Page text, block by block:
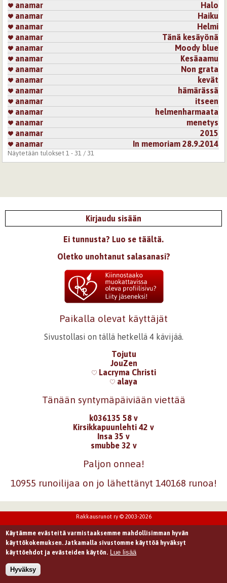
anamar
Halo
anamar
Haiku
anamar
Helmi
anamar
Tänä kesäyönä
anamar
Moody blue
anamar
Kesäaamu
anamar
Non grata
anamar
kevät
anamar
hämärässä
anamar
itseen
anamar
helmenharmaata
anamar
menetys
anamar
2015
anamar
In memoriam 28.9.2014
Näytetään tulokset 1 - 31 / 31
Kirjaudu sisään
Ei tunnusta? Luo se täältä.
Oletko unohtanut salasanasi?
Paikalla olevat käyttäjät
Sivustollasi on tällä hetkellä 4 kävijää.
Tojutu
JouZen
Lacryma Christi
alaya
Tänään syntymäpäiviään viettää
k036135 58 v
Kirsikkapuunlehti 42 v
Insa 35 v
smubbe 32 v
Paljon onnea!
10955 runoilijaa on jo lähettänyt 140168 runoa!
Rakkausrunot ry © 2003-2026
Käytämme evästeitä varmistaaksemme mahdollisimman hyvän
käyttökokemuksen. Jatkamalla sivustomme käyttöä hyväksyt
käyttöehdot ja evästeiden käytön. Lue lisää
Hyväksy